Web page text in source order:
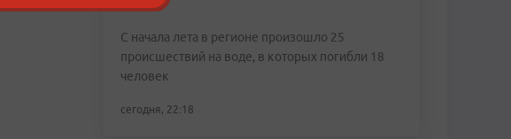
С начала лета в регионе произошло 25
происшествий на воде, в которых погибли 18
человек
сегодня, 22:18